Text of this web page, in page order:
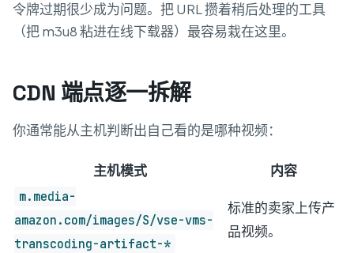
令牌过期很少成为问题。把 URL 攒着稍后处理的工具
（把 m3u8 粘进在线下载器）最容易栽在这里。
CDN 端点逐一拆解
你通常能从主机判断出自己看的是哪种视频：
主机模式 内容
m.media-
amazon.com/images/S/vse-vms-
transcoding-artifact-*
标准的卖家上传产
品视频。